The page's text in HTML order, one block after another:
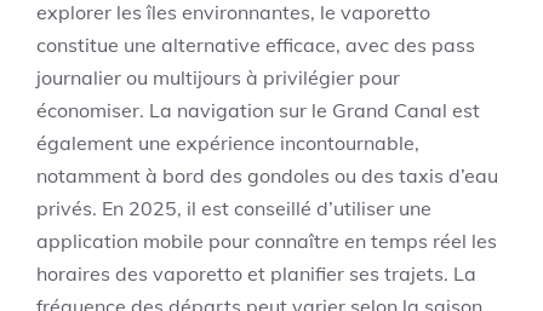
explorer les îles environnantes, le vaporetto
constitue une alternative efficace, avec des pass
journalier ou multijours à privilégier pour
économiser. La navigation sur le Grand Canal est
également une expérience incontournable,
notamment à bord des gondoles ou des taxis d’eau
privés. En 2025, il est conseillé d’utiliser une
application mobile pour connaître en temps réel les
horaires des vaporetto et planifier ses trajets. La
fréquence des départs peut varier selon la saison,